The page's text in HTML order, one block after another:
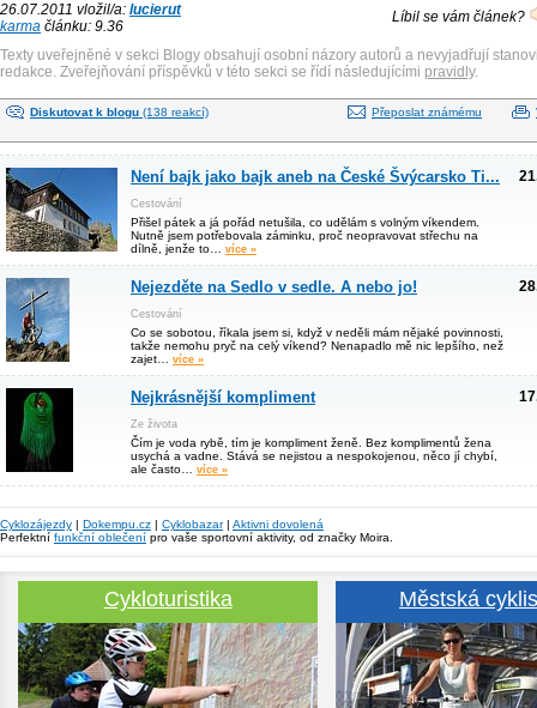
26.07.2011 vložil/a: lucierut
karma článku: 9.36
Líbil se vám článek?
Texty uveřejněné v sekci Blogy obsahují osobní názory autorů a nevyjadřují
redakce. Zveřejňování příspěvků v této sekci se řídí následujícími pravidly.
Diskutovat k blogu (138 reakcí) Přeposlat známému
Není bajk jako bajk aneb na České Švýcarsko Ti...
Cestování
Přišel pátek a já pořád netušila, co udělám s volným víkendem.
Nutně jsem potřebovala záminku, proč neopravovat střechu na
dílně, jenže to… více »
Nejezděte na Sedlo v sedle. A nebo jo!
Cestování
Co se sobotou, říkala jsem si, když v neděli mám nějaké povinnosti,
takže nemohu pryč na celý víkend? Nenapadlo mě nic lepšího, než
zajet… více »
Nejkrásnější kompliment
Ze života
Čím je voda rybě, tím je kompliment ženě. Bez komplimentů žena
usychá a vadne. Stává se nejistou a nespokojenou, něco jí chybí,
ale často… více »
Cyklozájezdy | Dokempu.cz | Cyklobazar| Aktivni dovolená
Perfektní funkční oblečení pro vaše sportovní aktivity, od značky Moira.
Cykloturistika Městská